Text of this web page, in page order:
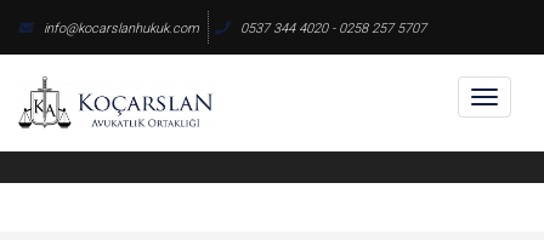
content
info@kocarslanhukuk.com 0537 344 4020 - 0258 257 5707